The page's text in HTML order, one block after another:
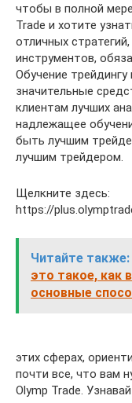
чтобы в полной
Trade и хотите
отличных
инструментов,
Обучение
значительные
клиентам лучших
надлежащее
быть лучшим
лучшим трейдером.
Щелкните здесь:
https://
Читайте также:
это такое, как
основные
этих сферах,
почти все, что вам
Olymp Trade.